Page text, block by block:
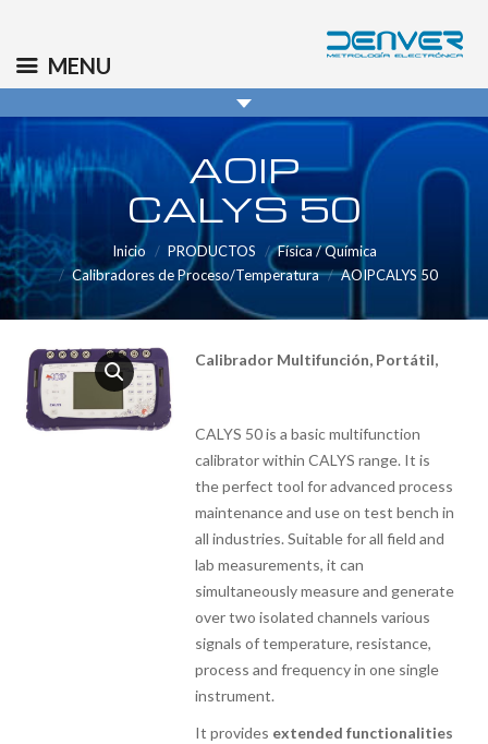
info@denver.es
AOIP
CALYS 50
Inicio PRODUCTOS
Física / Química
Calibradores de Proceso/Temperatura
AOIPCALYS 50
Calibrador Multifunción, Portátil,
CALYS 50 is a basic multifunction
calibrator within CALYS range. It is
the perfect tool for advanced process
maintenance and use on test bench in
all industries. Suitable for all field and
lab measurements, it can
simultaneously measure and generate
over two isolated channels various
signals of temperature, resistance,
process and frequency in one single
instrument.
It provides extended functionalities
MENU